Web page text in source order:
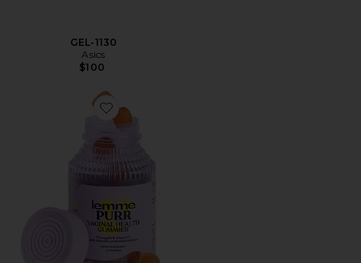
GEL-1130
Asics
$100
Favorite VITAMINA EM GOMA PURR